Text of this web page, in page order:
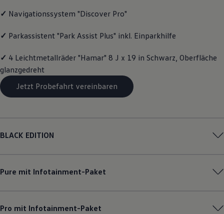
Räder und Reifen
Economy Service
Zubehör
Modellspezifisches Zubehör
Entertainment und Elektronik
Individualisieren
Vorgängermodelle
Assistenzsysteme
✓ Navigationssystem "Discover Pro"
✓ Parkassistent "Park Assist Plus" inkl. Einparkhilfe
✓ 4 Leichtmetallräder "Hamar" 8 J x 19 in Schwarz, Oberfläche
glanzgedreht
Jetzt Probefahrt vereinbaren
BLACK EDITION
Pure mit Infotainment-Paket
Pro mit Infotainment-Paket